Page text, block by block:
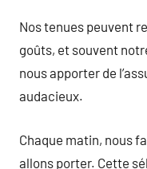
Nos tenues peuvent
goûts, et souvent
nous apporter de
audacieux.
Chaque matin, nous
allons porter. Cette